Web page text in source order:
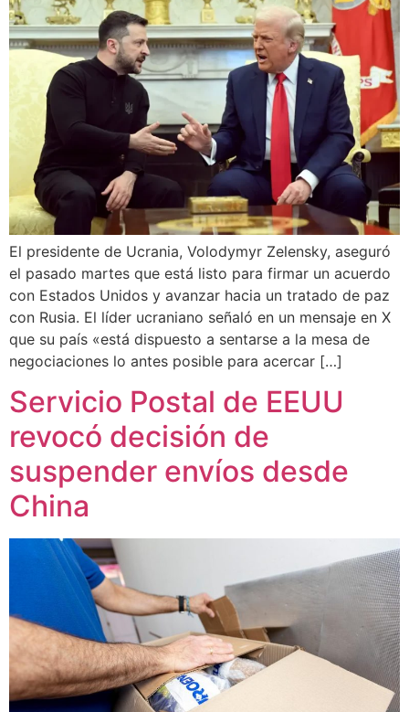
El presidente de Ucrania, Volodymyr Zelensky, aseguró
el pasado martes que está listo para firmar un acuerdo
con Estados Unidos y avanzar hacia un tratado de paz
con Rusia. El líder ucraniano señaló en un mensaje en X
que su país «está dispuesto a sentarse a la mesa de
negociaciones lo antes posible para acercar […]
Servicio Postal de EEUU
revocó decisión de
suspender envíos desde
China